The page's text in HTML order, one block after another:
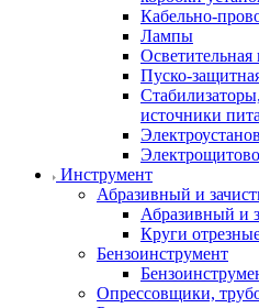
Кабельно-
Лампы
Пуско-
источники
Инструмент
Абразивный и
Абразивный и
Круги
Бензоинструмент
Опрессовщики,